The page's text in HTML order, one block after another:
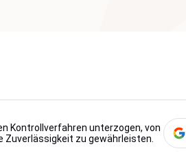
Kontrollverfahren unterzogen, von
zu gewährleisten.